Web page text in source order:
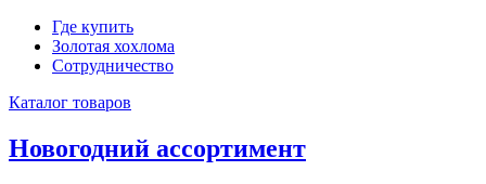
Где купить
Золотая хохлома
Сотрудничество
Каталог товаров
Новогодний ассортимент